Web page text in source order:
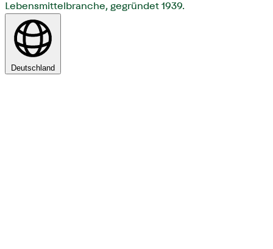
Lebensmittelbranche, gegründet 1939.
Deutschland